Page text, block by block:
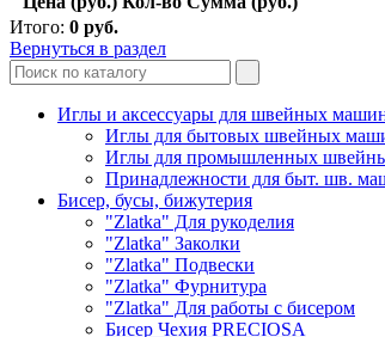
Итого: 0 руб.
Вернуться в раздел
Иглы и аксессуары для швейных
Иглы для бытовых швейных
Иглы для промышленных
Принадлежности для быт. шв.
Бисер, бусы, бижутерия
"Zlatka" Для рукоделия
"Zlatka" Заколки
"Zlatka" Подвески
"Zlatka" Фурнитура
"Zlatka" Для работы с бисером
Бисер Чехия PRECIOSA